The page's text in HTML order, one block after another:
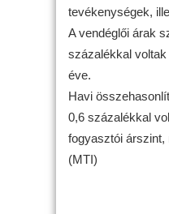
tevékenységek,
A vendéglői árak
százalékkal
éve.
Havi
0,6 százalékkal
fogyasztói árszint,
(MTI)